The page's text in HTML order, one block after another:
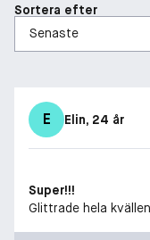
Sortera efter
E Elin, 24 år
Super!!!
Glittrade hela